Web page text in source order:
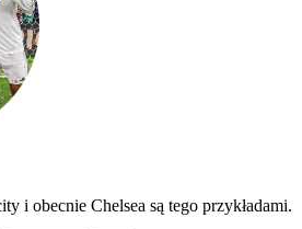
i obecnie Chelsea są tego przykładami.